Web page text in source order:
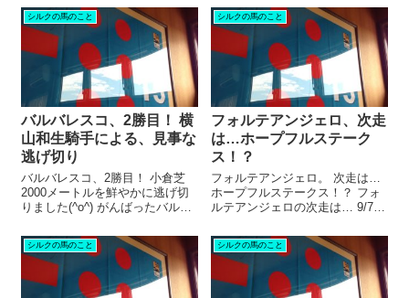
天栄の木實谷さんも絶賛、とい
う好素材。 「こりゃぁ、1倍台の
断然人気になるだろうな…」 と
思っていたけれど。 ナゼか2番
馬」について書きたいと思いま
す(^O^)／ 関東の、高い馬＆安い
馬 関東には、ミリオンホースは
いません。 「ディー...
シルクの馬のこと
バルバレスコ、2勝目！ 横
山和生騎手による、見事な
逃げ切り
バルバレスコ、2勝目！ 小倉芝
2000メートルを鮮やかに逃げ切
りました(^o^) がんばったバルバ
堂々たる勝ちっぷり！ これな
ら、昇級しても通用しそう。 昇
級即通用なら、馬代金（3000万
円）回収の日も近い。 ...
シルクの馬のこと
フォルテアンジェロ、次走
は…ホープフルステーク
ス！？
フォルテアンジェロ。 次走は…
ホープフルステークス！？ フォ
ルテアンジェロの次走は… 9/7、
テアンジェロ。 馬群を割って前
に出る姿に「これは！」と思い
ました(^O^)／ 2戦目は、東京の
百日草特別。 めったにな...
シルクの馬のこと シルクの馬のこと